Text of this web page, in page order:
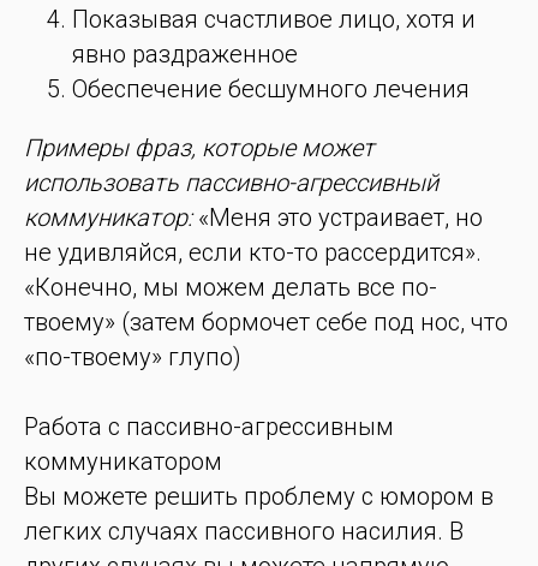
Показывая счастливое лицо, хотя и
явно раздраженное
Обеспечение бесшумного лечения
Примеры фраз, которые может
использовать пассивно-агрессивный
коммуникатор:«Меня это устраивает, но
не удивляйся, если кто-то рассердится».
«Конечно, мы можем делать все по-
твоему» (затем бормочет себе под нос, что
«по-твоему» глупо)
Работа с пассивно-агрессивным
коммуникатором
Вы можете решить проблему с юмором в
легких случаях пассивного насилия. В